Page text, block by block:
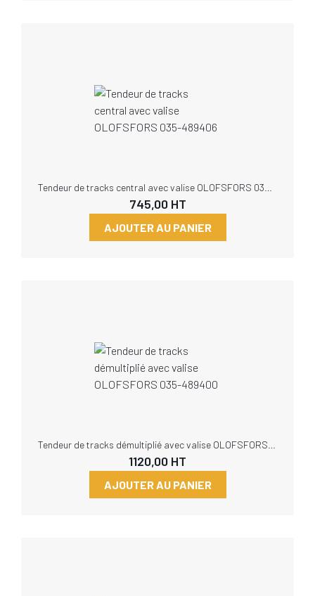
745,00HT
AJOUTER AU PANIER
1120,00 HT
AJOUTER AU PANIER